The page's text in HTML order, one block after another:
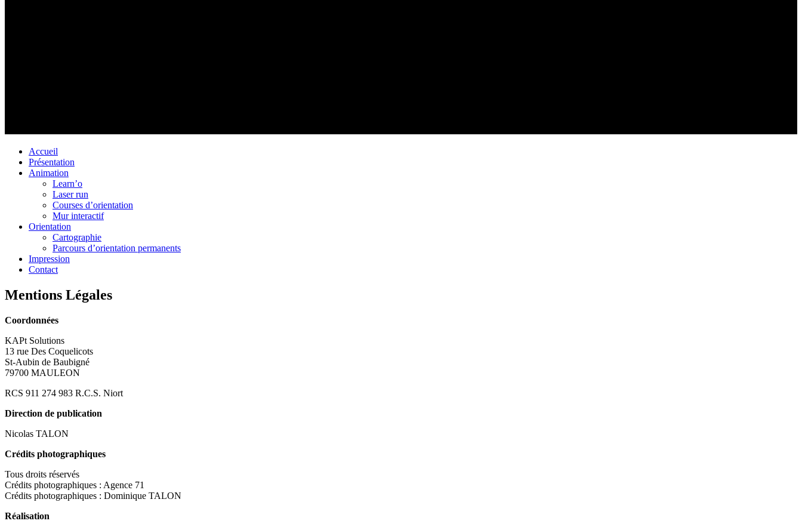
Accueil
Présentation
Animation
Learn’o
Laser run
Courses d’orientation
Mur interactif
Orientation
Cartographie
Parcours d’orientation permanents
Impression
Contact
Mentions Légales
Coordonnées
KAPt Solutions
13 rue Des Coquelicots
St-Aubin de Baubigné
79700 MAULEON
RCS 911 274 983 R.C.S. Niort
Direction de publication
Nicolas TALON
Crédits photographiques
Tous droits réservés
Crédits photographiques : Agence 71
Crédits photographiques : Dominique TALON
Réalisation